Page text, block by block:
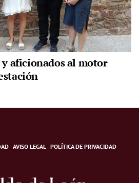
aficionados al motor
AVISO LEGAL POLÍTICA DE PRIVACIDAD